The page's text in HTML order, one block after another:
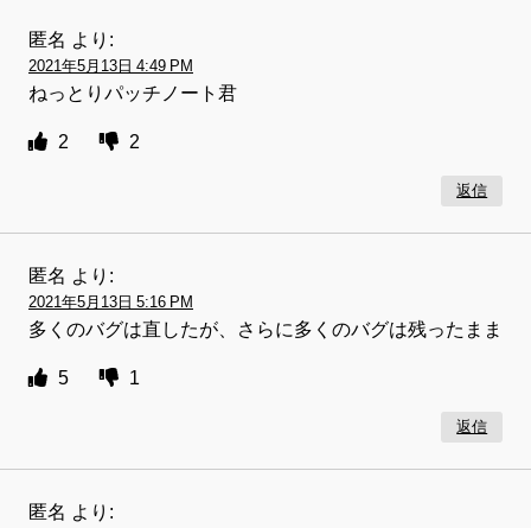
匿名 より:
2021年5月13日 4:49 PM
ねっとりパッチノート君
2 2
返信
匿名 より:
2021年5月13日 5:16 PM
多くのバグは直したが、さらに多くのバグは残ったまま
5 1
返信
匿名 より: